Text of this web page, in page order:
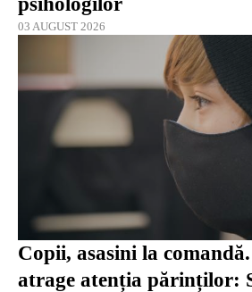
03 AUGUST 2026
Copii, asasini la
atrage atenția părinților: